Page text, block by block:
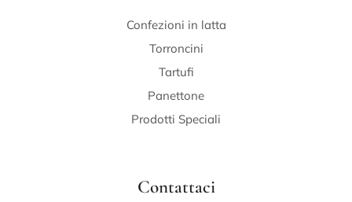
Confezioni in latta
Torroncini
Tartufi
Panettone
Prodotti Speciali
Contattaci